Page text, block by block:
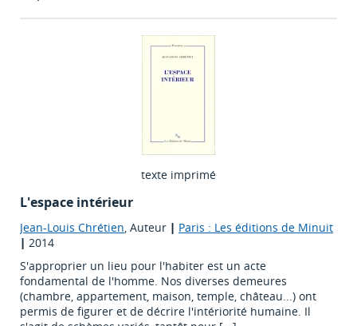
texte imprimé
L'espace intérieur
Jean-Louis Chrétien, Auteur | Paris : Les éditions de Minuit
| 2014
S'approprier un lieu pour l'habiter est un acte
fondamental de l'homme. Nos diverses demeures
(chambre, appartement, maison, temple, château...) ont
permis de figurer et de décrire l'intériorité humaine. Il